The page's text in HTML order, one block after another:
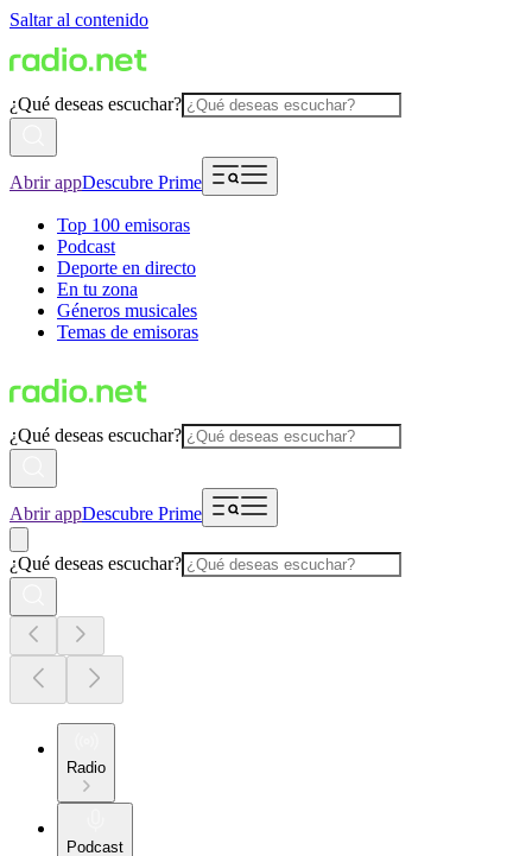
Saltar al contenido
¿Qué deseas escuchar?
Abrir appDescubre Prime
Top 100 emisoras
Podcast
Deporte en directo
En tu zona
Géneros musicales
Temas de emisoras
¿Qué deseas escuchar?
Abrir appDescubre Prime
¿Qué deseas escuchar?
Radio
Podcast